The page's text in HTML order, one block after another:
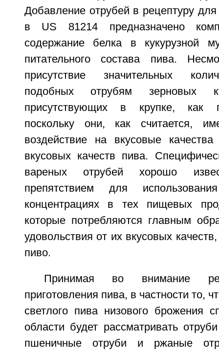
Добавление отрубей в рецептуру
в US 81214 предназначено
содержание белка в кукурузной
питательного состава пива.
присутствие значительных
подобных отрубям зерновых
присутствующих в крупке, как
поскольку они, как считается,
воздействие на вкусовые
вкусовых качеств пива.
вареных отрубей хорошо
препятствием для
концентрациях в тех пищевых
которые потребляются главным
удовольствия от их вкусовых
пиво.
Принимая во внимание
приготовления пива, в частности то,
светлого пива низового брожения
области будет рассматривать
пшеничные отруби и ржаные